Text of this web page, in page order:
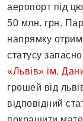
аеропорт під
50 млн. грн.
напрямку
статусу
«Львів» ім.
грошей від
відповідний